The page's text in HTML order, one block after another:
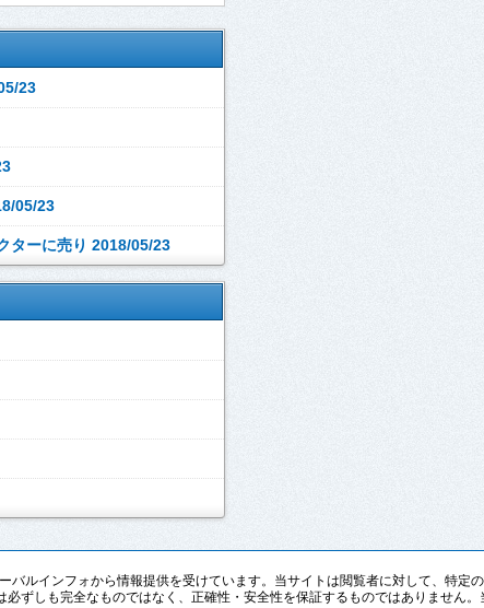
23
05/23
ターに売り 2018/05/23
ルインフォから情報提供を受けています。当サイトは閲覧者に対して、特定
ずしも完全なものではなく、正確性・安全性を保証するものではありません。